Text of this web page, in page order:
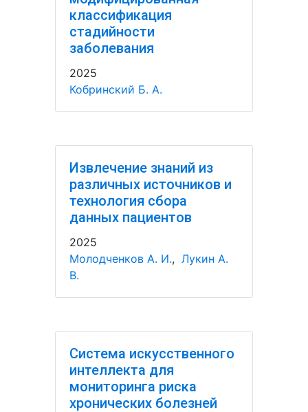
классификация
стадийности
заболевания
2025
Кобринский Б. А.
Извлечение знаний из
различных источников и
технология сбора
данных пациентов
2025
Молодченков А. И., Лукин А.
В.
Система искусственного
интеллекта для
мониторинга риска
хронических болезней